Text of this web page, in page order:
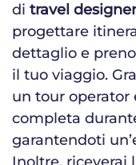
di travel
progettare
dettaglio e
il tuo viaggio.
un tour operator
completa
garantendoti